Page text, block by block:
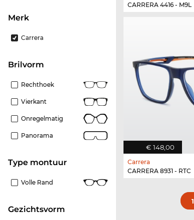
Merk
Carrera
Brilvorm
Rechthoek
Vierkant
Onregelmatig
Panorama
Type montuur
Volle Rand
Gezichtsvorm
CARRERA 4416 - M9L
€ 148,00
Carrera
CARRERA 8931 - RTC
1